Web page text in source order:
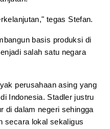
tegas Stefan.
basis produksi di
salah satu negara
perusahaan asing yang
Indonesia. Stadler justru
di dalam negeri sehingga
secara lokal sekaligus